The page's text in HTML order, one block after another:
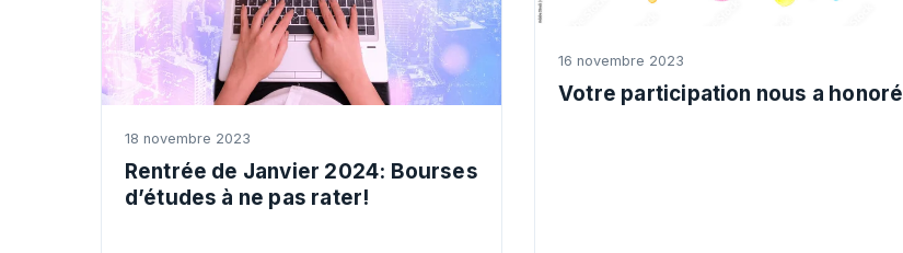
18 novembre 2023
Rentrée de Janvier 2024: Bourses
d’études à ne pas rater!
16 novembre 2023
Votre participation nous a honoré